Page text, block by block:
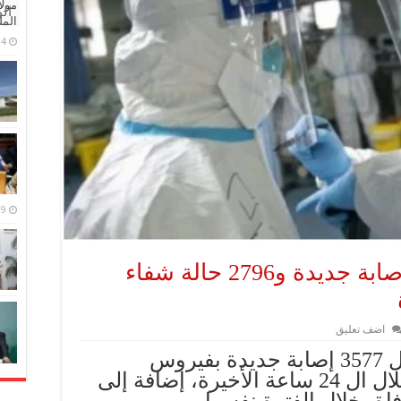
“كورونا”.. تسجيل 3577 إصابة جديدة و2796 حالة شفاء
اضف تعليق
أعلنت وزارة الصحة، تسجيل 3577 إصابة جديدة بفيروس
“كورونا” المستجد ببلادنا، خلال ال 24 ساعة الأخيرة، إضافة إلى
4 مايو، 2026
9 مارس، 2026